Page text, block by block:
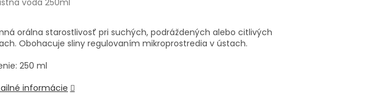
orálna starostlivosť pri suchých, podráždených alebo citlivých
Obohacuje sliny regulovaním mikroprostredia v ústach.
250 ml
informácie